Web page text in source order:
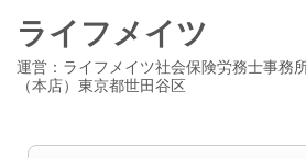
ライフメイツ
運営：ライフメイツ社会保険労務士事務
（本店）東京都世田谷区